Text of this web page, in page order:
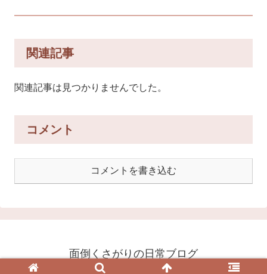
関連記事
関連記事は見つかりませんでした。
コメント
コメントを書き込む
面倒くさがりの日常ブログ
© 2020 面倒くさがりの日常ブログ.